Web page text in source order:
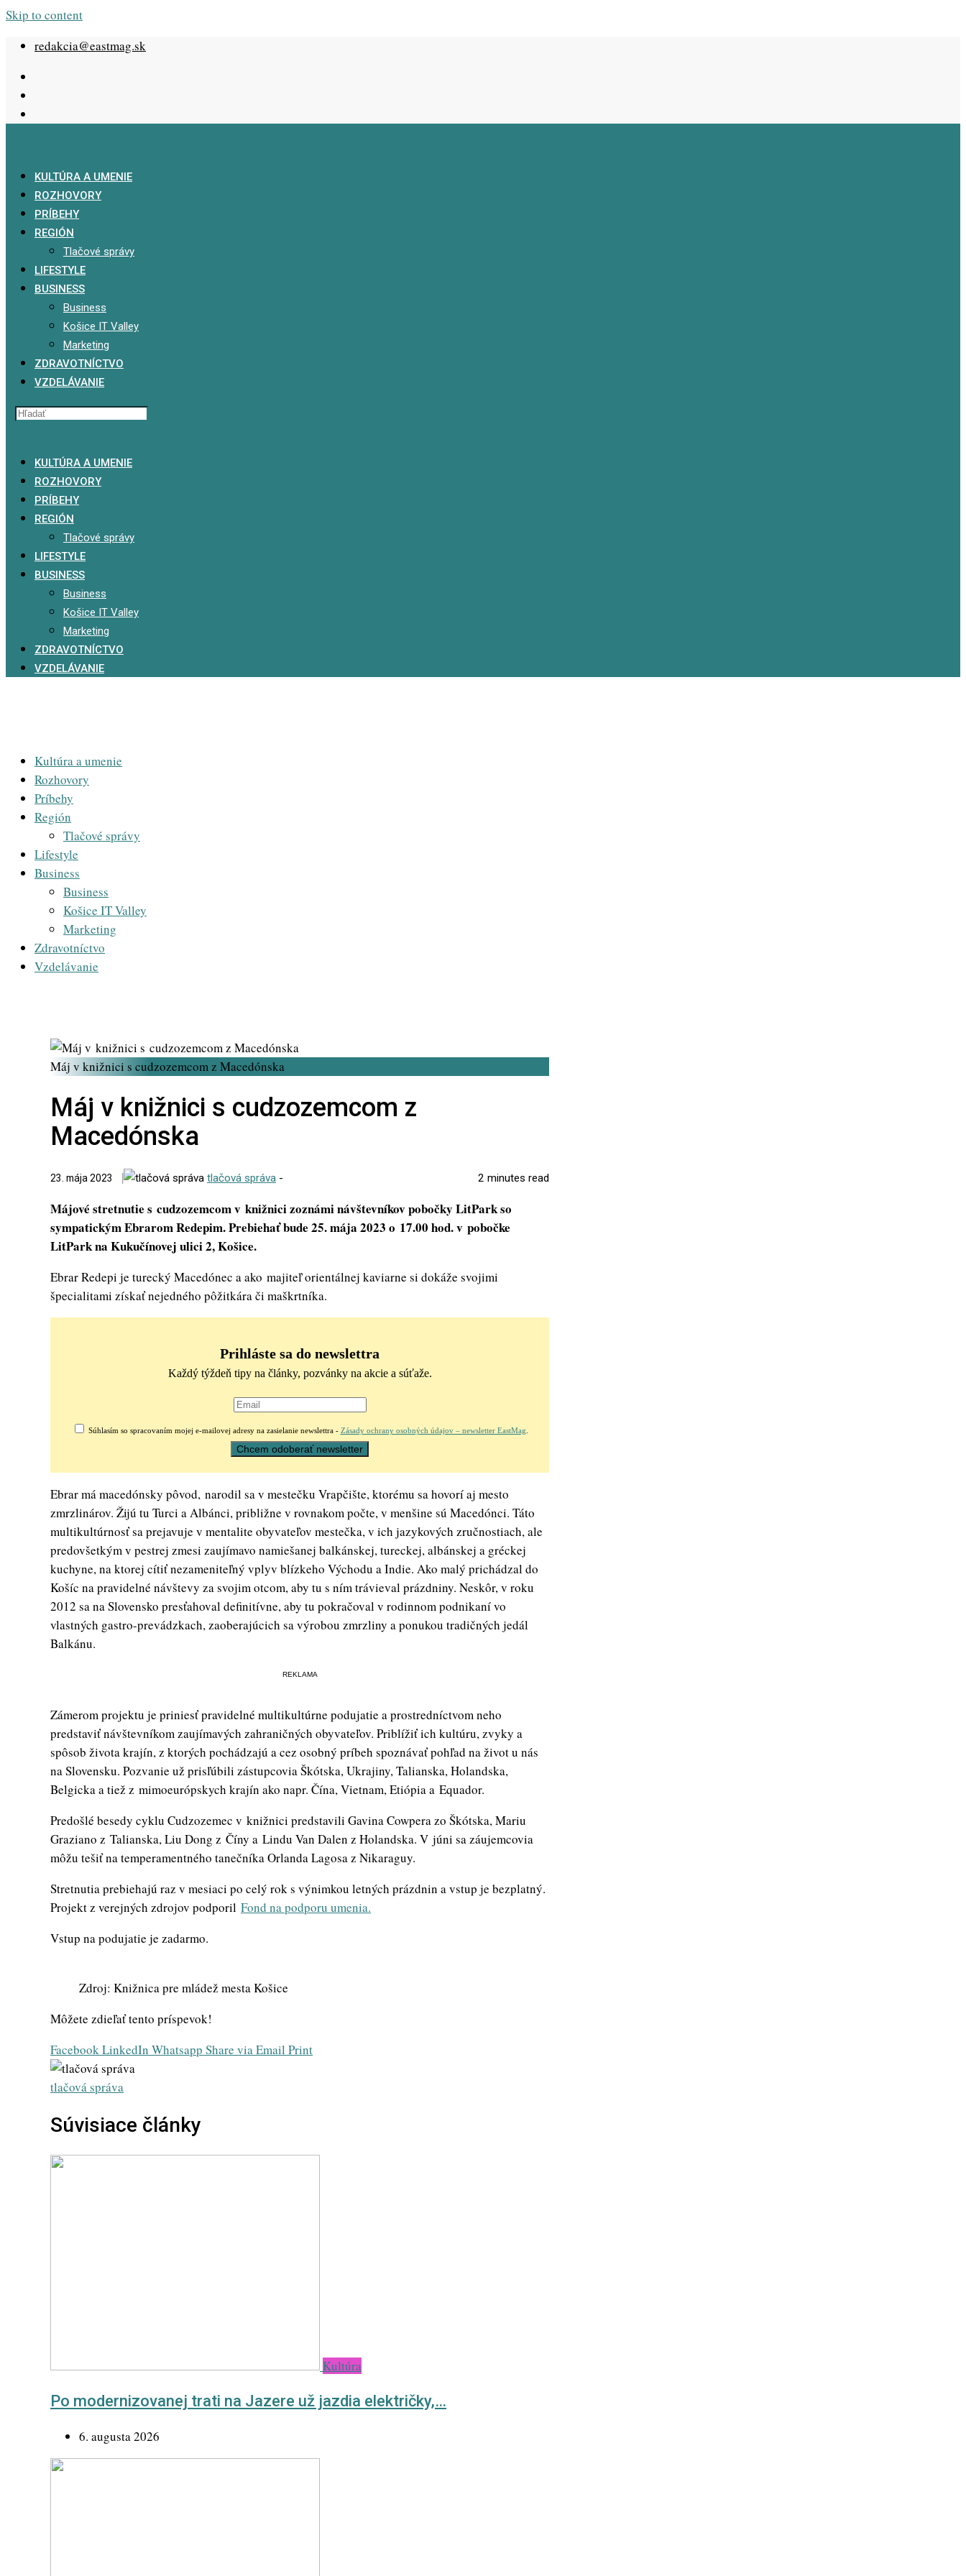
Skip to content
redakcia@eastmag.sk
KULTÚRA A UMENIE
ROZHOVORY
PRÍBEHY
REGIÓN
Tlačové správy
LIFESTYLE
BUSINESS
Business
Košice IT Valley
Marketing
ZDRAVOTNÍCTVO
VZDELÁVANIE
KULTÚRA A UMENIE
ROZHOVORY
PRÍBEHY
REGIÓN
Tlačové správy
LIFESTYLE
BUSINESS
Business
Košice IT Valley
Marketing
ZDRAVOTNÍCTVO
VZDELÁVANIE
Kultúra a umenie
Rozhovory
Príbehy
Región
Tlačové správy
Lifestyle
Business
Business
Košice IT Valley
Marketing
Zdravotníctvo
Vzdelávanie
Máj v knižnici s cudzozemcom z Macedónska
Máj v knižnici s cudzozemcom z
Macedónska
23. mája 2023 tlačová správa - 2 minutes read
Májové stretnutie s cudzozemcom v knižnici zoznámi návštevníkov pobočky LitPark so
sympatickým Ebrarom Redepim. Prebiehaťbude 25. mája 2023 o 17.00 hod. v pobočke
LitPark na Kukučínovej ulici 2, Košice.
Ebrar Redepi je turecký Macedónec a ako majiteľ orientálnej kaviarne si dokáže svojimi
špecialitami získať nejedného pôžitkára či maškrtníka.
Prihláste sa do newslettra
Každý týždeň tipy na články, pozvánky na akcie a súťaže.
Súhlasím so spracovaním mojej e-mailovej adresy na zasielanie newslettra - Zásady ochrany osobných údajov – newsletter EastMag
Ebrar má macedónsky pôvod, narodil sa v mestečku Vrapčište, ktorému sa hovorí aj mesto
zmrzlinárov. Žijú tu Turci a Albánci, približne v rovnakom počte, v menšine sú Macedónci. Táto
multikultúrnosť sa prejavuje v mentalite obyvateľov mestečka, v ich jazykových zručnostiach, ale
predovšetkým v pestrej zmesi zaujímavo namiešanej balkánskej, tureckej, albánskej a gréckej
kuchyne, na ktorej cítiť nezameniteľný vplyv blízkeho Východu a Indie. Ako malý prichádzal do
Košíc na pravidelné návštevy za svojim otcom, aby tu s ním trávieval prázdniny. Neskôr, v roku
2012 sa na Slovensko presťahoval definitívne, aby tu pokračoval v rodinnom podnikaní vo
vlastných gastro-prevádzkach, zaoberajúcich sa výrobou zmrzliny a ponukou tradičných jedál
Balkánu.
REKLAMA
Zámerom projektu je priniesť pravidelné multikultúrne podujatie a prostredníctvom neho
predstaviť návštevníkom zaujímavých zahraničných obyvateľov. Priblížiť ich kultúru, zvyky a
spôsob života krajín, z ktorých pochádzajú a cez osobný príbeh spoznávať pohľad na život u nás
na Slovensku. Pozvanie už prisľúbili zástupcovia Škótska, Ukrajiny, Talianska, Holandska,
Belgicka a tiež z mimoeurópskych krajín ako napr. Čína, Vietnam, Etiópia a Equador.
Predošlé besedy cyklu Cudzozemec v knižnici predstavili Gavina Cowpera zo Škótska, Mariu
Graziano z Talianska, Liu Dong z Číny a Lindu Van Dalen z Holandska. V júni sa záujemcovia
môžu tešiť na temperamentného tanečníka Orlanda Lagosa z Nikaraguy.
Stretnutia prebiehajú raz v mesiaci po celý rok s výnimkou letných prázdnin a vstup je bezplatný.
Projekt z verejných zdrojov podporil Fond na podporu umenia.
Vstup na podujatie je zadarmo.
Zdroj: Knižnica pre mládež mesta Košice
Môžete zdieľať tento príspevok!
FacebookLinkedIn Whatsapp Share via Email Print
tlačová správa
Súvisiace články
Kultúra
Po modernizovanej trati na Jazere už jazdia električky,…
6. augusta 2026